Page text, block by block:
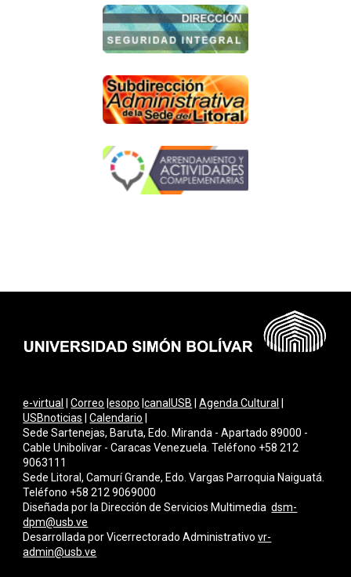
e-virtual |Correo |esopo |canalUSB |Agenda Cultural
USBnoticias |Calendario
Sede Sartenejas, Baruta, Edo. Miranda - Apartado 89000 -
Cable Unibolivar - Caracas Venezuela. Teléfono +58 212
9063111
Sede Litoral, Camurí Grande, Edo. Vargas Parroquia Naiguatá.
Teléfono +58 212 9069000
Diseñada por la Dirección de Servicios Multimediadsm-
dpm@usb.ve
Desarrollada porVicerrectorado Administrativovr-
admin@usb.ve